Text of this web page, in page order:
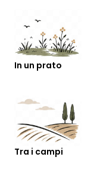
In un prato
Tra i campi